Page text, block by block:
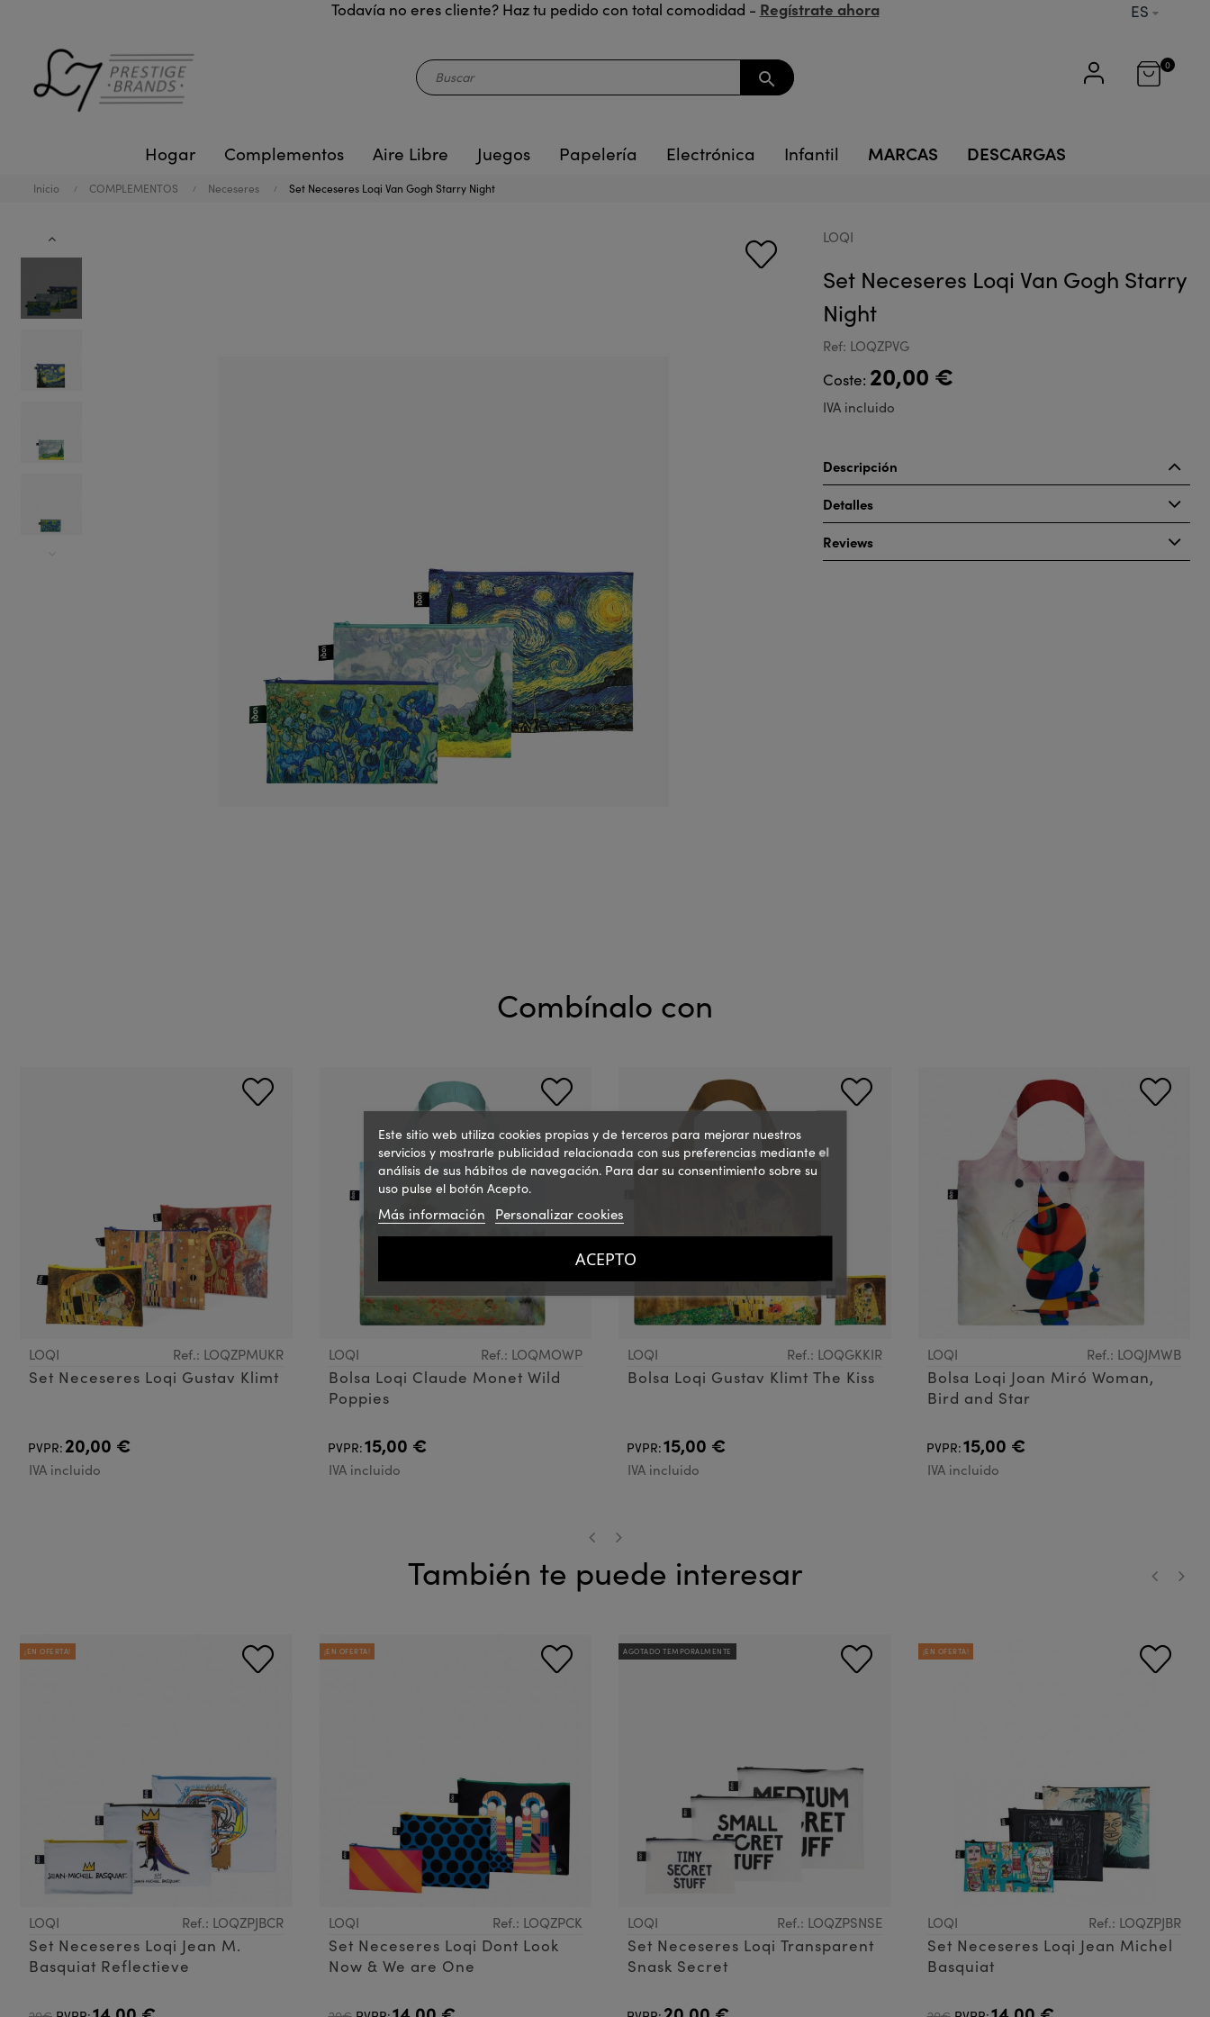
Todavía no eres cliente? Haz tu pedido con total comodidad - Regístrate ahora ES
search
0
Hogar Complementos Aire Libre Juegos Papelería Electrónica Infantil MARCAS DESCARGAS
Inicio COMPLEMENTOS Neceseres Set Neceseres Loqi Van Gogh Starry Night
LOQI
Set Neceseres Loqi Van Gogh Starry
Night
Ref: LOQZPVG
Coste: 20,00 €
IVA incluido
Descripción
Detalles
Reviews
Combínalo con
LOQI Ref.: LOQZPMUKR
Set Neceseres Loqi Gustav Klimt
PVPR: 20,00 €
IVA incluido
LOQI Ref.: LOQMOWP
Bolsa Loqi Claude Monet Wild
Poppies
PVPR:15,00 €
IVA incluido
LOQI Ref.: LOQGKKIR
Bolsa Loqi Gustav Klimt The Kiss
PVPR:15,00 €
IVA incluido
LOQI Ref.: LOQJMWB
Bolsa Loqi Joan Miró Woman,
Bird and Star
PVPR:15,00 €
IVA incluido
‹ ›
También te puede interesar
¡EN OFERTA!
LOQI Ref.: LOQZPJBCR
Set Neceseres Loqi Jean M.
Basquiat Reflectieve
¡EN OFERTA!
LOQI Ref.: LOQZPCK
Set Neceseres Loqi Dont Look
Now & We are One
AGOTADO TEMPORALMENTE
LOQI Ref.: LOQZPSNSE
Set Neceseres Loqi Transparent
Snask Secret
¡EN OFERTA!
LOQI Ref.: LOQZPJBR
Set Neceseres Loqi Jean Michel
Basquiat
Este sitio web utiliza cookies propias y de terceros para mejorar nuestros
servicios y mostrarle publicidad relacionada con sus preferencias mediante el
análisis de sus hábitos de navegación. Para dar su consentimiento sobre su
uso pulse el botón Acepto.
Más información Personalizar cookies
ACEPTO